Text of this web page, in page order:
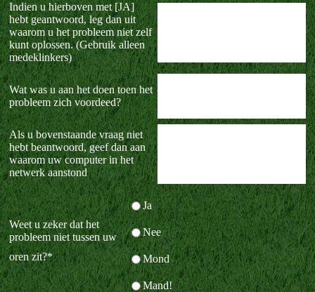
Indien u hierboven met [JA]
hebt geantwoord, leg dan uit
waarom u het probleem niet zelf
kunt oplossen. (Gebruik alleen
medeklinkers)
Wat was u aan het doen toen het
probleem zich voordeed?
Als u bovenstaande vraag niet
hebt beantwoord, geef dan aan
waarom uw computer in het
netwerk aanstond
Weet u zeker dat het
probleem niet tussen uw
oren zit?*
Ja
Nee
Mond
Mand!